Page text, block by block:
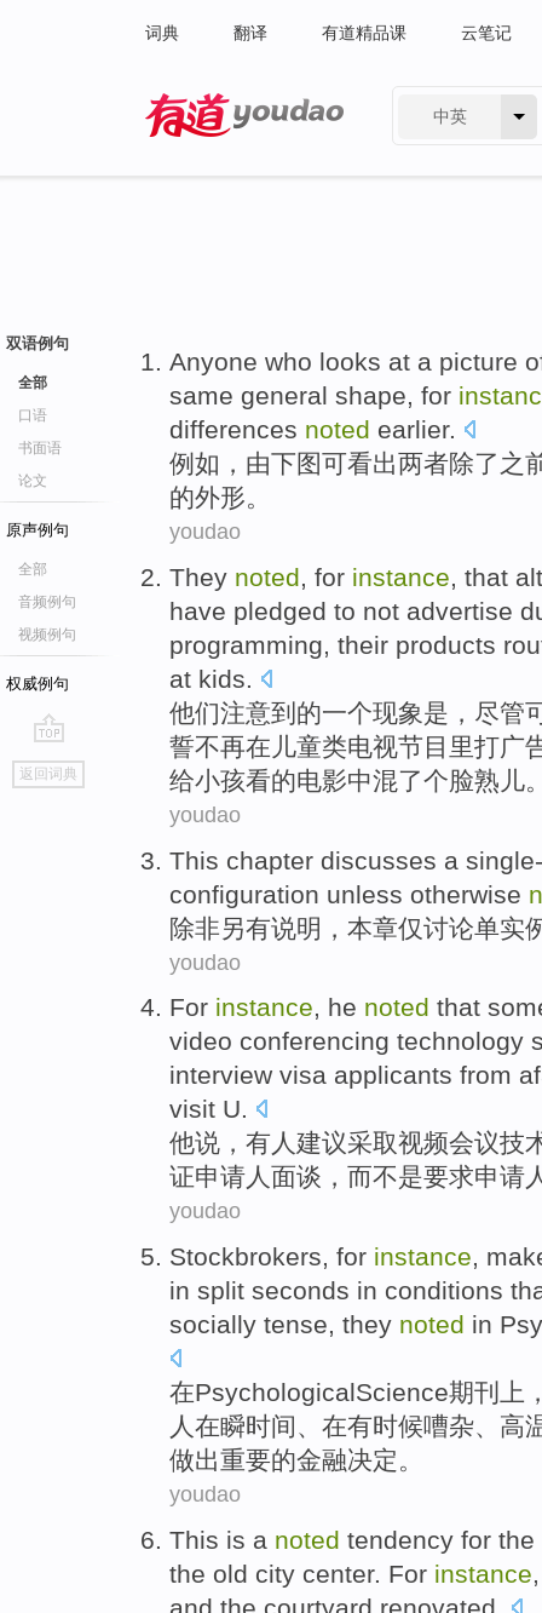
词典 翻译 有道精品课 云笔记
中英
双语例句
全部
口语
书面语
论文
原声例句
全部
音频例句
视频例句
权威例句
go
top
返回词典
Anyone who looks at a picture
same general shape, for
differences noted earlier.
例如 ， 由下图可看出两者除了之
的外形。
youdao
They noted, for instance, that
have pledged to not advertise
programming, their products
at kids.
他们注意到 的一个现象是 ， 尽管
誓不再在 儿童类电视节目 里打广
给小孩看的电影中混了个脸熟儿
youdao
This chapter discusses a single-
configuration unless otherwise
除非另有说明， 本章仅讨论单实
youdao
For instance, he noted that
video conferencing technology
interview visa applicants from
visit U.
他说 ， 有人 建议采取视频会议技
证申请人 面谈 ， 而不是要求申请
youdao
Stockbrokers, for instance,
in split seconds in conditions
socially tense, they noted in
在PsychologicalScience期刊
上
人在瞬时间、 在有时候嘈杂、 高
做出重要的金融决定。
youdao
This is a noted tendency for the
the old city center. For instance